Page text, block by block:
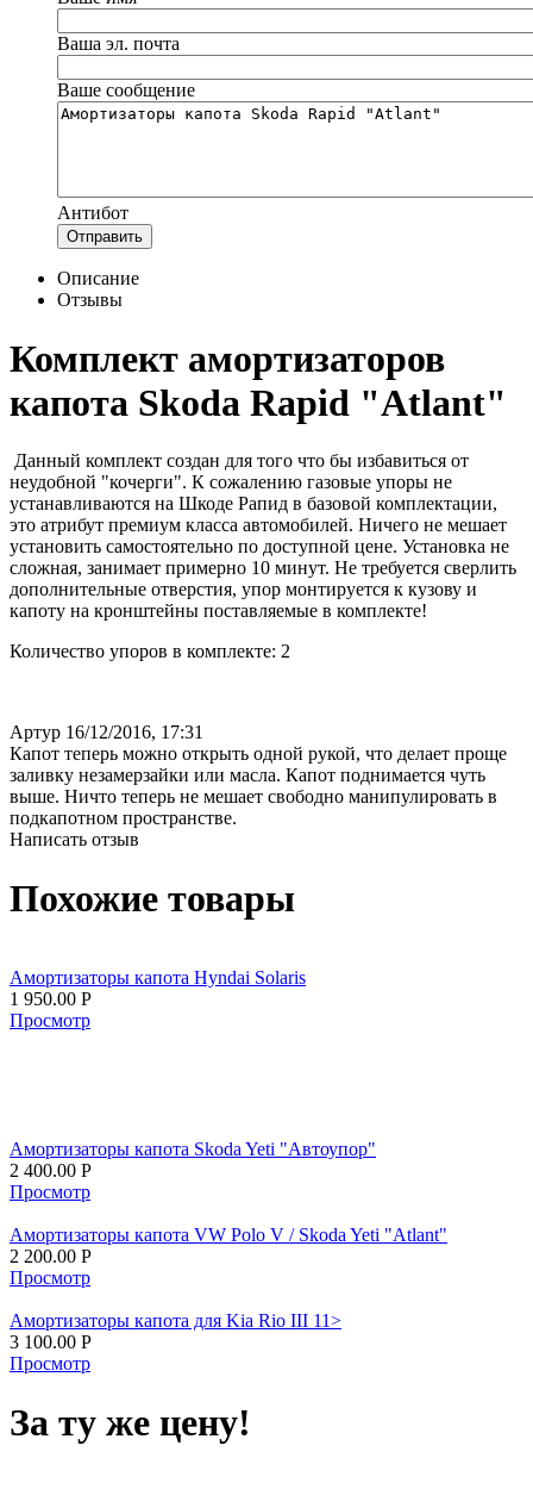
Ваша эл. почта
Ваше сообщение
Антибот
Отправить
Описание
Отзывы
Комплект амортизаторов
капота Skoda Rapid "Atlant"
Данный комплект создан для того что бы избавиться от
неудобной "кочерги". К сожалению газовые упоры не
устанавливаются на Шкоде Рапид в базовой комплектации,
это атрибут премиум класса автомобилей. Ничего не мешает
установить самостоятельно по доступной цене. Установка не
сложная, занимает примерно 10 минут. Не требуется сверлить
дополнительные отверстия, упор монтируется к кузову и
капоту на кронштейны поставляемые в комплекте!
Количество упоров в комплекте: 2
Артур 16/12/2016, 17:31
Капот теперь можно открыть одной рукой, что делает проще
заливку незамерзайки или масла. Капот поднимается чуть
выше. Ничто теперь не мешает свободно манипулировать в
подкапотном пространстве.
Написать отзыв
Похожие товары
Амортизаторы капота Hyndai Solaris
1 950.00 Р
Просмотр
Амортизаторы капота Skoda Yeti "Автоупор"
2 400.00 Р
Просмотр
Амортизаторы капота VW Polo V / Skoda Yeti "Atlant"
2 200.00 Р
Просмотр
Амортизаторы капота для Kia Rio III 11>
3 100.00 Р
Просмотр
За ту же цену!